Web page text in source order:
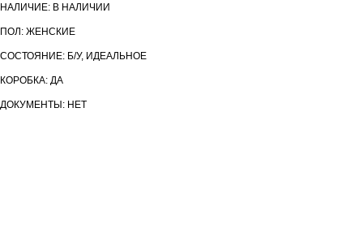
НАЛИЧИЕ: В НАЛИЧИИ
ПОЛ: ЖЕНСКИЕ
СОСТОЯНИЕ: Б/У, ИДЕАЛЬНОЕ
КОРОБКА: ДА
ДОКУМЕНТЫ: НЕТ